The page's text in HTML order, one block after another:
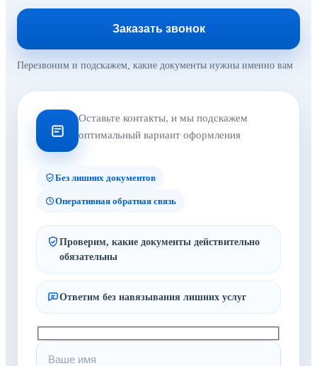
Заказать звонок
Перезвоним и подскажем, какие документы нужны именно вам
Оставьте контакты, и мы подскажем
оптимальный вариант оформления
Без лишних документов
Оперативная обратная связь
Проверим, какие документы действительно
обязательны
Ответим без навязывания лишних услуг